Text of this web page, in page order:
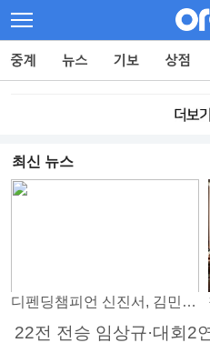
최신 뉴스
디펜딩챔피언 신진서, 김민석 꺾고 8강으로